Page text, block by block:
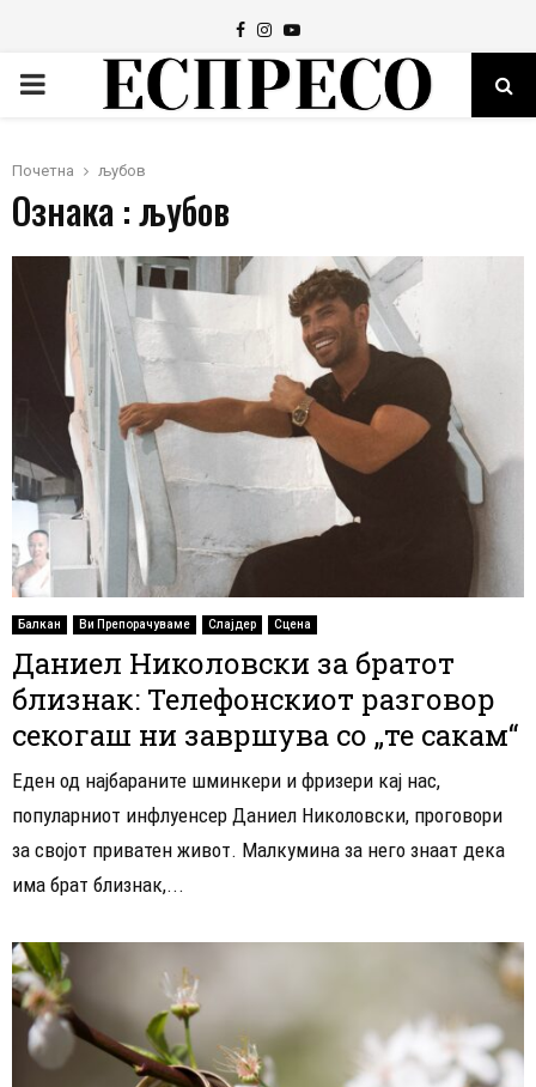
Facebook
Instagram
Youtube
PRIMARY
Почетна љубов
Ознака : љубов
Балкан Ви Препорачуваме Слајдер Сцена
Даниел Николовски за братот
близнак: Телефонскиот разговор
секогаш ни завршува со „те сакам“
Еден од најбараните шминкери и фризери кај нас,
популарниот инфлуенсер Даниел Николовски, проговори
за својот приватен живот. Малкумина за него знаат дека
има брат близнак,...